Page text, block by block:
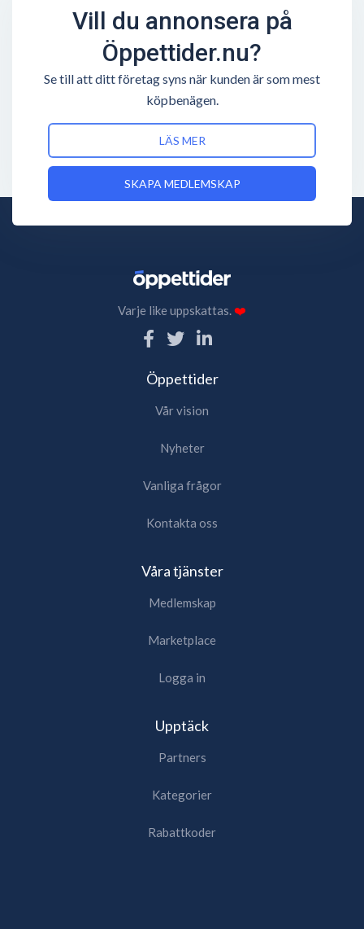
Vill du annonsera på
Öppettider.nu?
Se till att ditt företag syns när kunden är som mest
köpbenägen.
LÄS MER
SKAPA MEDLEMSKAP
Varje like uppskattas.❤️
Öppettider
Vår vision
Nyheter
Vanliga frågor
Kontakta oss
Våra tjänster
Medlemskap
Marketplace
Logga in
Upptäck
Partners
Kategorier
Rabattkoder